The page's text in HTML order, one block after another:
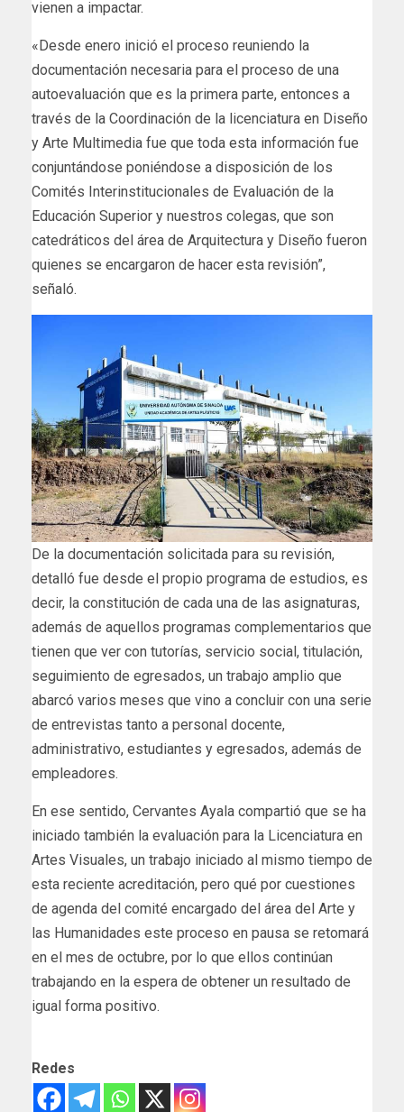
vienen a impactar.
«Desde enero inició el proceso reuniendo la
documentación necesaria para el proceso de una
autoevaluación que es la primera parte, entonces a
través de la Coordinación de la licenciatura en Diseño
y Arte Multimedia fue que toda esta información fue
conjuntándose poniéndose a disposición de los
Comités Interinstitucionales de Evaluación de la
Educación Superior y nuestros colegas, que son
catedráticos del área de Arquitectura y Diseño fueron
quienes se encargaron de hacer esta revisión”,
señaló.
De la documentación solicitada para su revisión,
detalló fue desde el propio programa de estudios, es
decir, la constitución de cada una de las asignaturas,
además de aquellos programas complementarios que
tienen que ver con tutorías, servicio social, titulación,
seguimiento de egresados, un trabajo amplio que
abarcó varios meses que vino a concluir con una serie
de entrevistas tanto a personal docente,
administrativo, estudiantes y egresados, además de
empleadores.
En ese sentido, Cervantes Ayala compartió que se ha
iniciado también la evaluación para la Licenciatura en
Artes Visuales, un trabajo iniciado al mismo tiempo de
esta reciente acreditación, pero qué por cuestiones
de agenda del comité encargado del área del Arte y
las Humanidades este proceso en pausa se retomará
en el mes de octubre, por lo que ellos continúan
trabajando en la espera de obtener un resultado de
igual forma positivo.
Redes